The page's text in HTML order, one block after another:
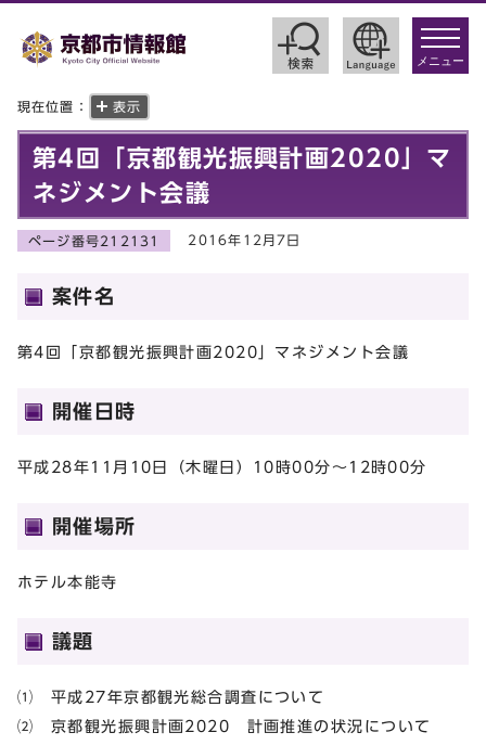
toggle
メニュー
現在位置： 表示
第4回「京都観光振興計画2020」マ
ネジメント会議
ページ番号212131 2016年12月7日
案件名
第4回「京都観光振興計画2020」マネジメント会議
開催日時
平成28年11月10日（木曜日）10時00分～12時00分
開催場所
ホテル本能寺
議題
⑴ 平成27年京都観光総合調査について
⑵ 京都観光振興計画2020 計画推進の状況について